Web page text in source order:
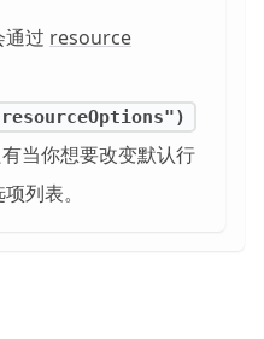
过 resource
当你想要改变默认行
列表。